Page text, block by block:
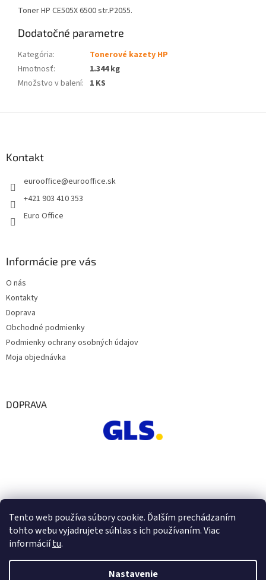
Tento web používa súbory cookie. Ďalším prechádzaním
tohto webu vyjadrujete súhlas s ich používaním. Viac
informáciítu.
Nastavenie
Toner HP CE505X 6500 str.P2055.
Dodatočné parametre
Kategória:
Tonerové kazety HP
Hmotnosť:
1.344 kg
Množstvo v balení: 1 KS
Kontakt
eurooffice@eurooffice.sk
+421 903 410 353
Euro Office
Informácie pre vás
O nás
Kontakty
Doprava
Obchodné podmienky
Podmienky ochrany osobných údajov
Moja objednávka
DOPRAVA
Vytvoril Shoptet